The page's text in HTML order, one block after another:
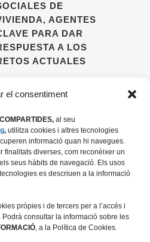
el consentiment
al seu
, utilitza cookies i altres tecnologies
informació quan hi navegues.
finalitats diverses, com reconèixer un
seus hàbits de navegació. Els usos
es descriuen a la informació
pròpies i de tercers per a l’accés i
consultar la informació sobre les
, a la Política de Cookies.
DE
AGENTES
PARA DAR
A LOS
ACTUALES